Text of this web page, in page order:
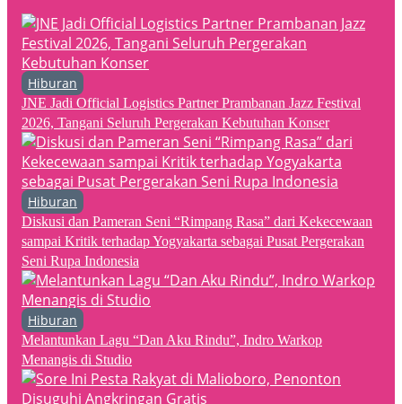
Hiburan
JNE Jadi Official Logistics Partner Prambanan Jazz Festival
2026, Tangani Seluruh Pergerakan Kebutuhan Konser
Hiburan
Diskusi dan Pameran Seni “Rimpang Rasa” dari Kekecewaan
sampai Kritik terhadap Yogyakarta sebagai Pusat Pergerakan
Seni Rupa Indonesia
Hiburan
Melantunkan Lagu “Dan Aku Rindu”, Indro Warkop
Menangis di Studio